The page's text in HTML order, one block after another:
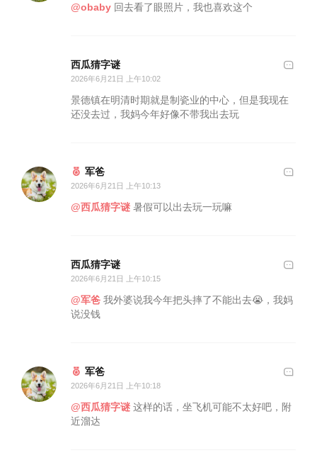
@obaby 回去看了眼照片，我也喜欢这个
西瓜猜字谜
2026年6月21日 上午10:02
景德镇在明清时期就是制瓷业的中心，但是我现在
还没去过，我妈今年好像不带我出去玩
军爸
2026年6月21日 上午10:13
@西瓜猜字谜 暑假可以出去玩一玩嘛
西瓜猜字谜
2026年6月21日 上午10:15
@军爸 我外婆说我今年把头摔了不能出去😭，我妈
说没钱
军爸
2026年6月21日 上午10:18
@西瓜猜字谜 这样的话，坐飞机可能不太好吧，附
近溜达